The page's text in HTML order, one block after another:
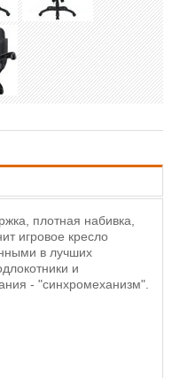
плотная набивка,
игровое кресло
в лучших
и
- "синхромеханизм".